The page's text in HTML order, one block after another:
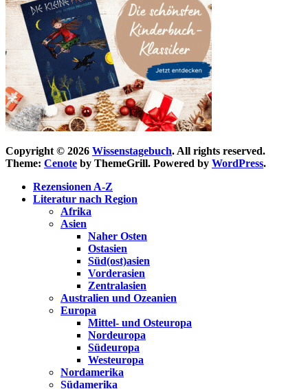
Copyright © 2026 Wissenstagebuch. All rights reserved.
Theme: Cenote by ThemeGrill. Powered by WordPress.
Rezensionen A-Z
Literatur nach Region
Afrika
Asien
Naher Osten
Ostasien
Süd(ost)asien
Vorderasien
Zentralasien
Australien und Ozeanien
Europa
Mittel- und Osteuropa
Nordeuropa
Südeuropa
Westeuropa
Nordamerika
Südamerika